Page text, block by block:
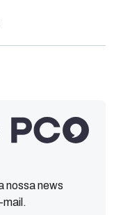
nossa news
mail.